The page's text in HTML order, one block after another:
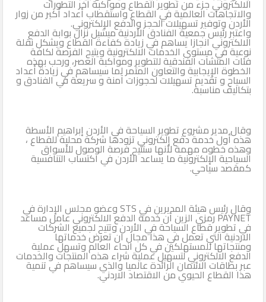
الالكتروني جزء من تطوير القطاع ومواكبة آخر التطورات
والاتجاهات العالمية في القطاع واستقطاب أعداد أكبر من زوار
الأردن وتوفير تسهيلات الحجز والدفع الإلكتروني.
واعتبر رئيس جمعية الفنادق الأردنية ميشيل نزال بوابة الدفع
الالكتروني انجازا يساهم في زيادة كفاءة القطاع ويشكل نقلة
نوعية في مستوى الخدمات الالكترونية ويتيح الفرصة لكافة
فئات المنشآت الفندقية للتطوير ومواكبة العصر، ورحب بهذه
الخطوة الإيجابية والتعاون المثمر لما سيساهم في زيادة أعداد
السياح و تقديم تسهيلات لحجوزات آمنة و سريعة في الفنادق و
بتكاليف مناسبة.
وقال مدير مشروع تطوير السياحة في الأردن إبراهيم الأسطة
هذه أول خدمة دفع إلكتروني تزودها شركة محلية للقطاع ،
وهذه خطوه مهمة لأنها ستتيح فرصة الوصول للأسواق
السياحية الإلكترونية ما يساعد الأردن في اكتساب التنافسية
كمقصد سياحي.
وقال رئيس هيئة المديرين في STS وعضو مجلس الإدارة في
PAYNET رمزي الزين أن خدمة الدفع الالكتروني عامل مساعد
في تطوير قطاع السياحة في الأردن وتتيح لجميع الشركات
الاردنية التي تعمل في هذا مجال ان تعرض خدماتها
ومنتجاتها للمستهلكين في كل انحاء العالم وتسهل عملية
الدفع الالكتروني لتسهيل عملية شراء هذه المنتجات والخدمات
عبر بطاقات الائتمان الرائدة عالميا والذي سيساهم في تنمية
هذا القطاع الحيوي من الاقتصاد الاردني.